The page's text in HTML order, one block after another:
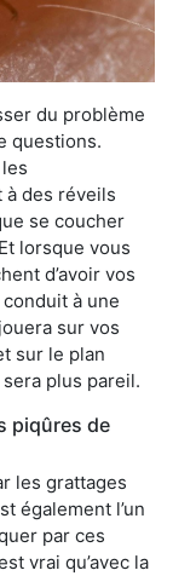
du problème
questions.
à des réveils
se coucher
lorsque vous
d’avoir vos
à une
sur vos
sur le plan
plus pareil.
piqûres de
les grattages
également l’un
par ces
vrai qu’avec la